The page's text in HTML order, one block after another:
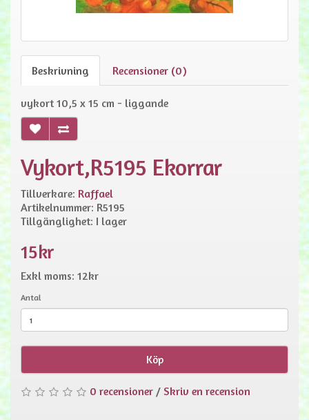
Beskrivning Recensioner (0)
vykort 10,5 x 15 cm - liggande
Vykort,R5195 Ekorrar
Tillverkare: Raffael
Artikelnummer: R5195
Tillgänglighet: I lager
15kr
Exkl moms: 12kr
Antal
Köp
0 recensioner / Skriv en recension